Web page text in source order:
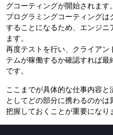
グコーティングが開始されます。
プログラミングコーティング
することになるため、エンジ
ます。
再度テストを行い、クライアン
テムが稼働するか確認すれば
です。
ここまでが具体的な仕事内容
としてどの部分に携わるのか
把握しておくことが重要になり